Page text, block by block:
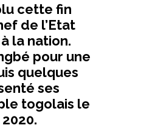
cette fin
de l’Etat
la nation.
pour une
quelques
ses
togolais le